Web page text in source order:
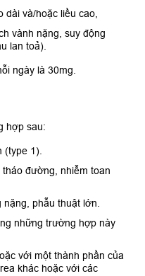
dài và/hoặc liều cao,
vành nặng, suy động
lan toả).
ngày là 30mg.
hợp sau:
1).
đường, nhiễm toan
phẫu thuật lớn.
những trường hợp này
với một thành phần của
khác hoặc với các